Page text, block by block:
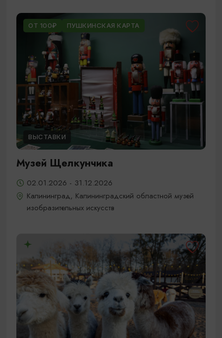
ОТ 100₽ ПУШКИНСКАЯ КАРТА
ВЫСТАВКИ
Музей Щелкунчика
02.01.2026 - 31.12.2026
Калининград, Калининградский областной музей
изобразительных искусств